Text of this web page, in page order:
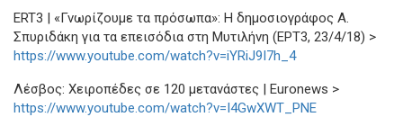
ERT3 | «Γνωρίζουμε τα πρόσωπα»: Η δημοσιογράφος Α.
Σπυριδάκη για τα επεισόδια στη Μυτιλήνη (ΕΡΤ3, 23/4/18) >
https://www.youtube.com/watch?v=iYRiJ9I7h_4
Λέσβος: Χειροπέδες σε 120 μετανάστες | Euronews >
https://www.youtube.com/watch?v=I4GwXWT_PNE